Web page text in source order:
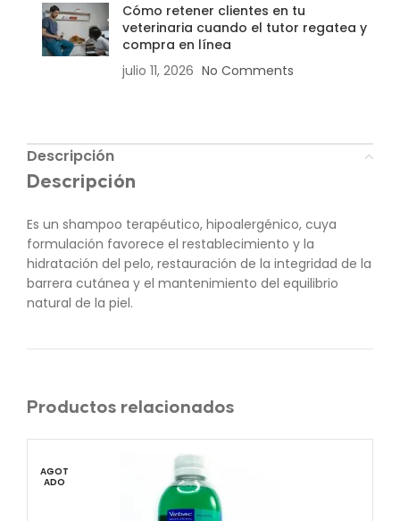
Cómo retener clientes en tu
veterinaria cuando el tutor regatea y
compra en línea
julio 11, 2026 No Comments
Descripción
Descripción
Es un shampoo terapéutico, hipoalergénico, cuya
formulación favorece el restablecimiento y la
hidratación del pelo, restauración de la integridad de la
barrera cutánea y el mantenimiento del equilibrio
natural de la piel.
Productos relacionados
AGOT
ADO